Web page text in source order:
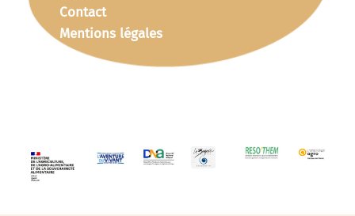
Contact
Mentions légales